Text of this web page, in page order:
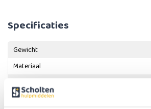
Specificaties
Gewicht
Materiaal
van